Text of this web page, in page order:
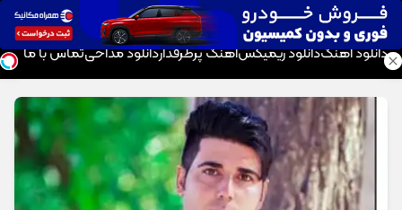
موزیک تار
دانلود آهنگدانلود ریمیکسآهنگ پرطرفداردانلود مداحیتماس با ما